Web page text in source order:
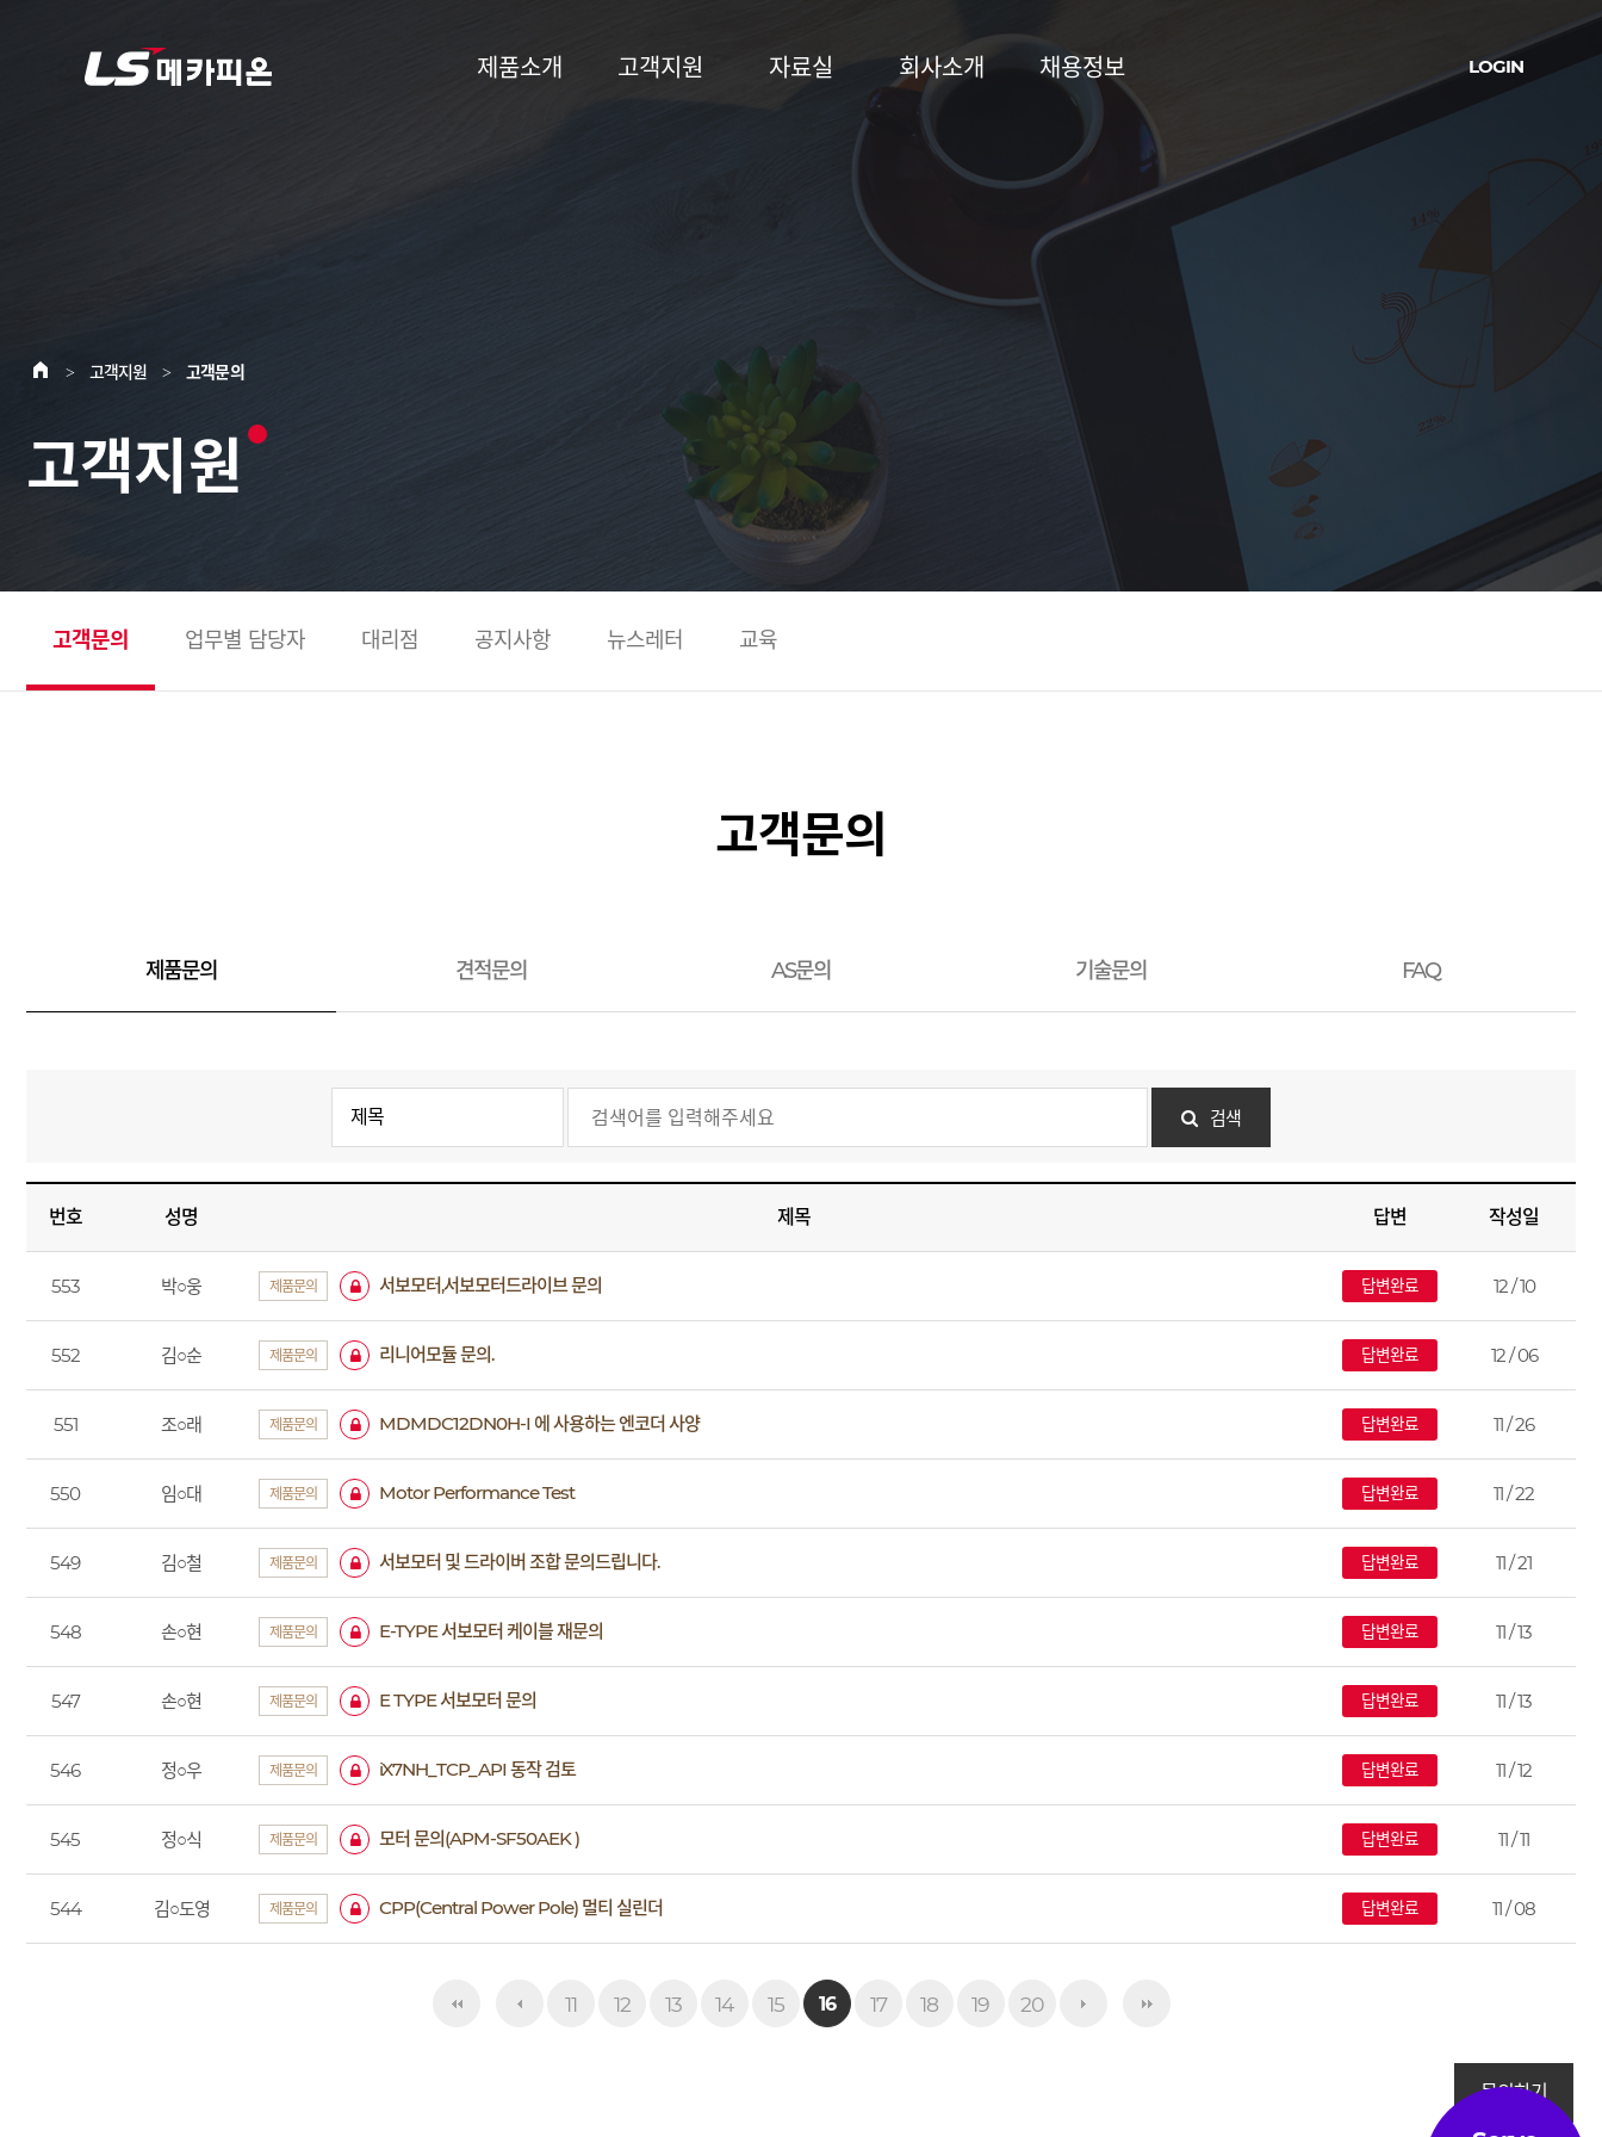
LOGIN
제품소개 고객지원 자료실 회사소개 채용정보
> 고객지원 > 고객문의
고객지원
고객문의 업무별 담당자 대리점 공지사항 뉴스레터 교육
고객문의
제품문의 견적문의 AS문의 기술문의 FAQ
검색
번호 성명 제목 답변 작성일
553 박○웅 제품문의 서보모터,서보모터드라이브 문의 답변완료 12 / 10
552 김○순 제품문의 리니어모듈 문의. 답변완료 12 / 06
551 조○래 제품문의 MDMDC12DN0H-I 에 사용하는 엔코더 사양 답변완료 11 / 26
550 임○대 제품문의 Motor Performance Test 답변완료 11 / 22
549 김○철 제품문의 서보모터 및 드라이버 조합 문의드립니다. 답변완료 11 / 21
548 손○현 제품문의 E-TYPE 서보모터 케이블 재문의 답변완료 11 / 13
547 손○현 제품문의 E TYPE 서보모터 문의 답변완료 11 / 13
546 정○우 제품문의 iX7NH_TCP_API 동작 검토 답변완료 11 / 12
545 정○식 제품문의 모터 문의(APM-SF50AEK ) 답변완료 11 / 11
544 김○도영 제품문의 CPP(Central Power Pole) 멀티 실린더 답변완료 11 / 08
11 12 13 14 15 16 17 18 19 20
맨끝
문의하기